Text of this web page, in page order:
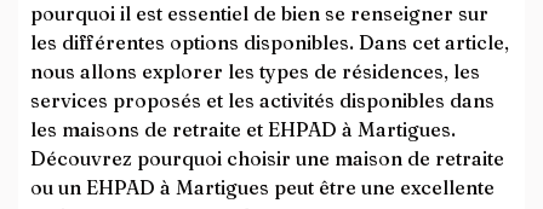
pourquoi il est essentiel de bien se renseigner sur
les différentes options disponibles. Dans cet article,
nous allons explorer les types de résidences, les
services proposés et les activités disponibles dans
les maisons de retraite et EHPAD à Martigues.
Découvrez pourquoi choisir une maison de retraite
ou un EHPAD à Martigues peut être une excellente